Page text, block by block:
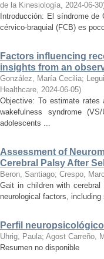
de la Kinesiología, 2024-06-30
Introducción: El síndrome
cérvico-braquial (FCB) es
Factors influencing
insights from an
González, María Cecilia;
Healthcare, 2024-06-05)
Objective: To estimate rates
wakefulness syndrome
adolescents ...
Assessment of
Cerebral Palsy After
Beron, Santiago; Crespo,
Gait in children with
neurological factors,
Perfil
Uhrig, Paula; Agost Carreño,
Resumen no disponible